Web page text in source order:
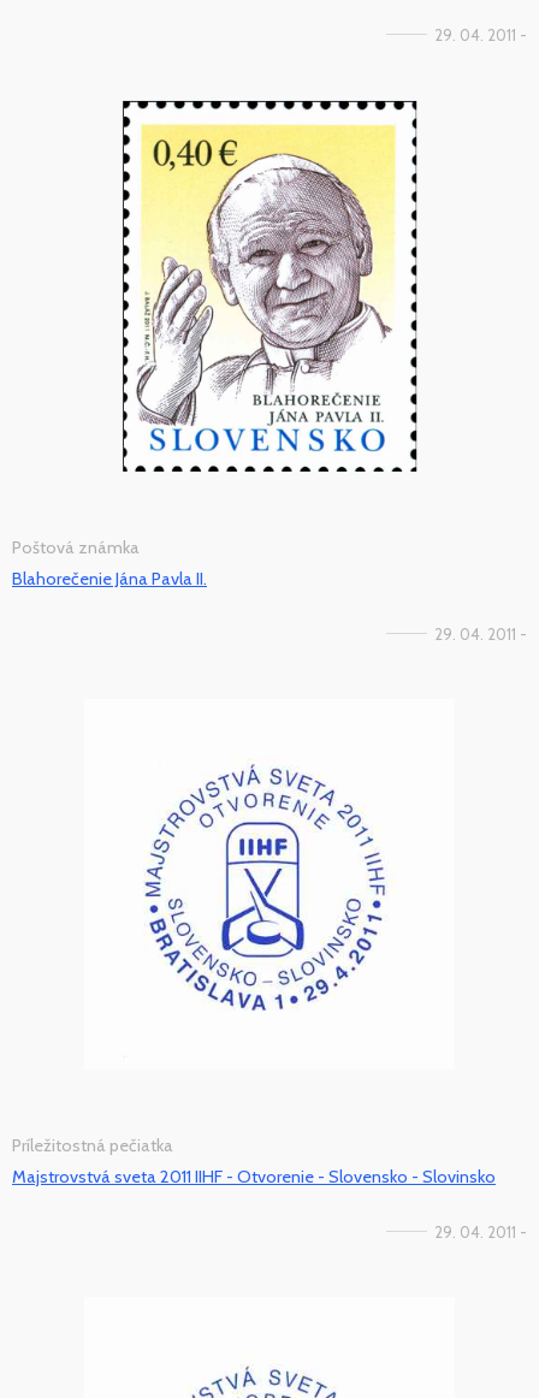
29. 04. 2011 -
Poštová známka
Blahorečenie Jána Pavla II.
29. 04. 2011 -
Príležitostná pečiatka
Majstrovstvá sveta 2011 IIHF - Otvorenie - Slovensko - Slovinsko
29. 04. 2011 -